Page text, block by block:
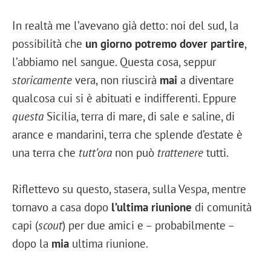
In realtà me l’avevano già detto: noi del sud, la
possibilità che un giorno potremo dover partire,
l’abbiamo nel sangue. Questa cosa, seppur
storicamente vera, non riuscirà mai a diventare
qualcosa cui si è abituati e indifferenti. Eppure
questa Sicilia, terra di mare, di sale e saline, di
arance e mandarini, terra che splende d’estate è
una terra che tutt’ora non può trattenere tutti.
Riflettevo su questo, stasera, sulla Vespa, mentre
tornavo a casa dopo l’ultima riunione di comunità
capi (scout) per due amici e – probabilmente –
dopo la mia ultima riunione.